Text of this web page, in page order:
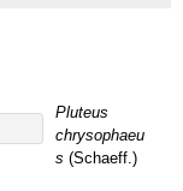
Pluteus
chrysophaeu
s (Schaeff.)